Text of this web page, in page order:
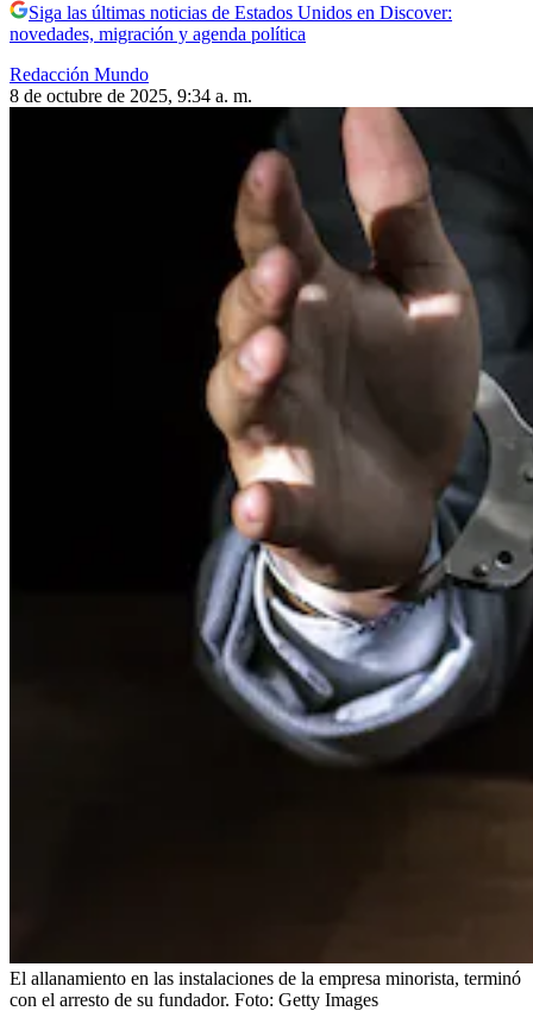
Siga las últimas noticias de Estados Unidos en Discover:
novedades, migración y agenda política
Redacción Mundo
8 de octubre de 2025, 9:34 a. m.
El allanamiento en las instalaciones de la empresa minorista, terminó
con el arresto de su fundador. Foto: Getty Images